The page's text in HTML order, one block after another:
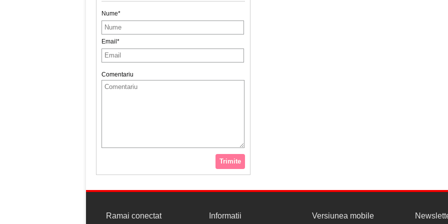
Nume*
Email*
Comentariu
Trimite
Ramai conectat Informatii Versiunea mobile